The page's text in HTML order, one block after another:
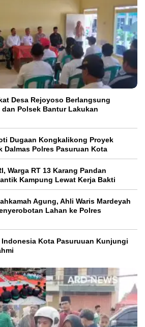
Desa Rejoyoso Berlangsung
Polsek Bantur Lakukan
Dugaan Kongkalikong Proyek
Dalmas Polres Pasuruan Kota
Warga RT 13 Karang Pandan
Kampung Lewat Kerja Bakti
Agung, Ahli Waris Mardeyah
Lahan ke Polres
Kota Pasuruuan Kunjungi